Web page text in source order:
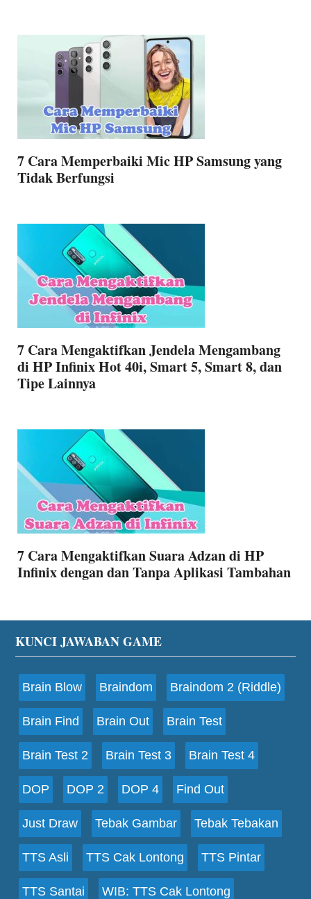
7 Cara Memperbaiki Mic HP Samsung yang
Tidak Berfungsi
7 Cara Mengaktifkan Jendela Mengambang
di HP Infinix Hot 40i, Smart 5, Smart 8, dan
Tipe Lainnya
7 Cara Mengaktifkan Suara Adzan di HP
Infinix dengan dan Tanpa Aplikasi Tambahan
Footer
KUNCI JAWABAN GAME
Brain Blow Braindom Braindom 2 (Riddle)
Brain Find Brain Out Brain Test
Brain Test 2 Brain Test 3 Brain Test 4
DOP DOP 2 DOP 4 Find Out
Just Draw Tebak Gambar Tebak Tebakan
TTS Asli TTS Cak Lontong TTS Pintar
TTS Santai WIB: TTS Cak Lontong